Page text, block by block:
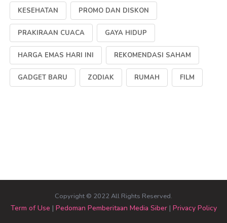
KESEHATAN PROMO DAN DISKON
PRAKIRAAN CUACA GAYA HIDUP
HARGA EMAS HARI INI REKOMENDASI SAHAM
GADGET BARU ZODIAK RUMAH FILM
Copyright © 2022 All Rights Reserved.
Term of Use | Pedoman Pemberitaan Media Siber| Privacy Policy